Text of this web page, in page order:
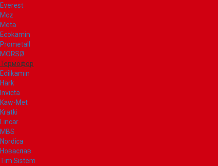
Everest
Mcz
Meta
Ecokamin
Prometall
MORSØ
Термофор
Edilkamin
Hark
Invicta
Kaw-Met
Kratki
Lincar
MBS
Nordica
Новаслав
Tim Sistem